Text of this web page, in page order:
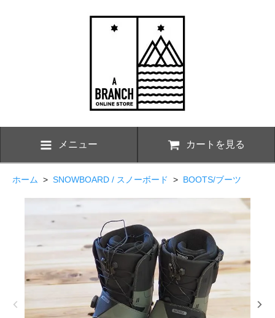
メニュー カートを見る
ホーム > SNOWBOARD / スノーボード > BOOTS/ブーツ